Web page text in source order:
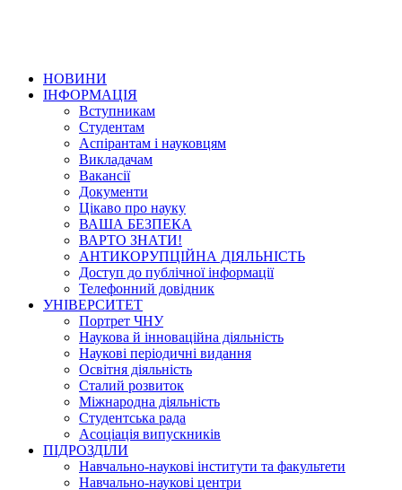
НОВИНИ
ІНФОРМАЦІЯ
Вступникам
Студентам
Аспірантам і науковцям
Викладачам
Вакансії
Документи
Цікаво про науку
ВАША БЕЗПЕКА
ВАРТО ЗНАТИ!
АНТИКОРУПЦІЙНА ДІЯЛЬНІСТЬ
Доступ до публічної інформації
Телефонний довідник
УНІВЕРСИТЕТ
Портрет ЧНУ
Наукова й інноваційна діяльність
Наукові періодичні видання
Освітня діяльність
Сталий розвиток
Міжнародна діяльність
Студентська рада
Асоціація випускників
ПІДРОЗДІЛИ
Навчально-наукові інститути та факультети
Навчально-наукові центри